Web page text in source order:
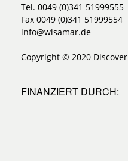
Tel. 0049 (0)341 51999555
Fax 0049 (0)341 51999554
info@wisamar.de
Copyright © 2020 Discover
FINANZIERT DURCH: